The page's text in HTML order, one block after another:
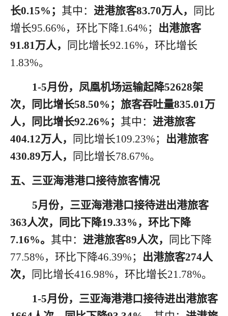
长0.15% ； 其中： 进港旅客83.70万人，
同比
增长95.66%，环比下降1.64%； 出港旅客
91.81万人， 同比增长92.16%，环比增长
1.83%。
1-5月 份，凤凰机场运输起降52628架
次，同比增长58.50%；旅客吞吐量835.01万
人，同比增长92.26%； 其中： 进港旅客
404.12万人， 同比增长109.23%； 出港旅客
430.89万人， 同比增长78.67%。
五、三亚海港港口接待旅客情况
5月 份，三亚海港港口接待进出港旅客
363人次，同比下降19.33%，环比下降
7.16%。 其中： 进港旅客89人次， 同比下降
77.58%，环比下降46.39%； 出港旅客274人
次，
同比增长416.98%，环比增长21.78%。
1-5月 份，三亚海港港口接待进出港旅客